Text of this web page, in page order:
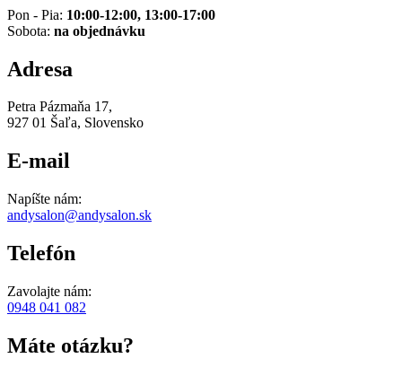
Pon - Pia: 10:00-12:00, 13:00-17:00
Sobota: na objednávku
Adresa
Petra Pázmaňa 17,
927 01 Šaľa, Slovensko
E-mail
Napíšte nám:
andysalon@andysalon.sk
Telefón
Zavolajte nám:
0948 041 082
Máte otázku?